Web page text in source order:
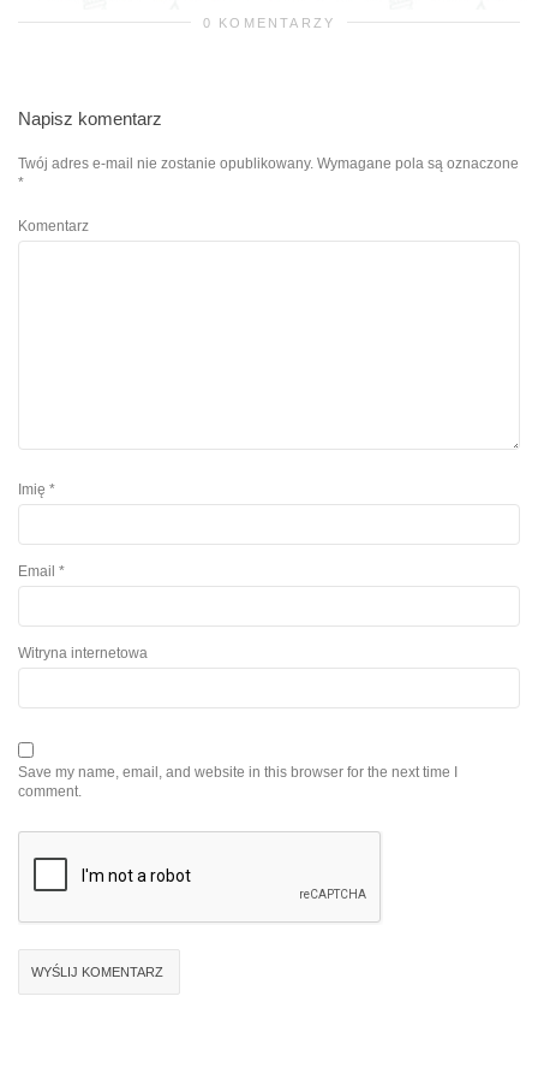
0 KOMENTARZY
Napisz komentarz
Twój adres e-mail nie zostanie opublikowany. Wymagane pola są oznaczone
*
Komentarz
Imię *
Email *
Witryna internetowa
Save my name, email, and website in this browser for the next time I
comment.